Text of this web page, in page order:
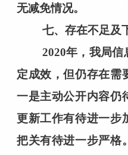
无减免情况。
七、存在不足及
2020年，我局信
定成效，但仍存在需
一是主动公开内容仍
更新工作有待进一步
把关有待进一步严格